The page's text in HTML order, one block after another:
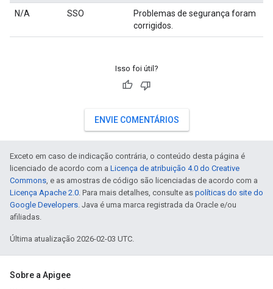
N/A SSO
Problemas de segurança foram
corrigidos.
Isso foi útil?
ENVIE COMENTÁRIOS
Exceto em caso de indicação contrária, o conteúdo desta página é
licenciado de acordo com a Licença de atribuição 4.0 do Creative
Commons, e as amostras de código são licenciadas de acordo com a
Licença Apache 2.0. Para mais detalhes, consulte as políticas do site do
Google Developers. Java é uma marca registrada da Oracle e/ou
afiliadas.
Última atualização 2026-02-03 UTC.
Sobre a Apigee